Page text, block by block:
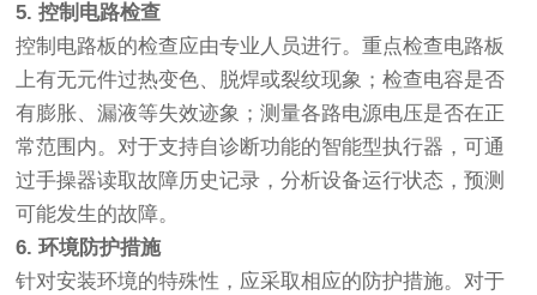
5. 控制电路检查
控制电路板的检查应由专业人员进行。重点检查电路板
上有无元件过热变色、脱焊或裂纹现象；检查电容是否
有膨胀、漏液等失效迹象；测量各路电源电压是否在正
常范围内。对于支持自诊断功能的智能型执行器，可通
过手操器读取故障历史记录，分析设备运行状态，预测
可能发生的故障。
6. 环境防护措施
针对安装环境的特殊性，应采取相应的防护措施。对于